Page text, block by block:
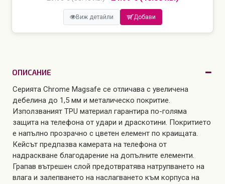
Виж детайли Добави
ОПИСАНИЕ
Серията Chrome Magsafe се отличава с увеличена
дебелина до 1,5 мм и металическо покритие.
Използваният TPU материал гарантира по-голяма
защита на телефона от удари и драскотини. Покритието
е напълно прозрачно с цветен елемент по краищата.
Кейсът предпазва камерата на телефона от
надраскване благодарение на допълните елементи.
Грапав вътрешен слой предотвратява натрупването на
влага и залепването на наслагването към корпуса на